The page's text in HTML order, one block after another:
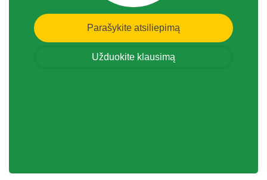
Parašykite atsiliepimą
Užduokite klausimą